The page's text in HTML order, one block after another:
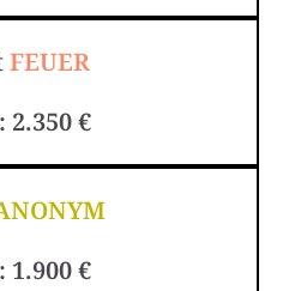
FEUER
2.350 €
1.900 €